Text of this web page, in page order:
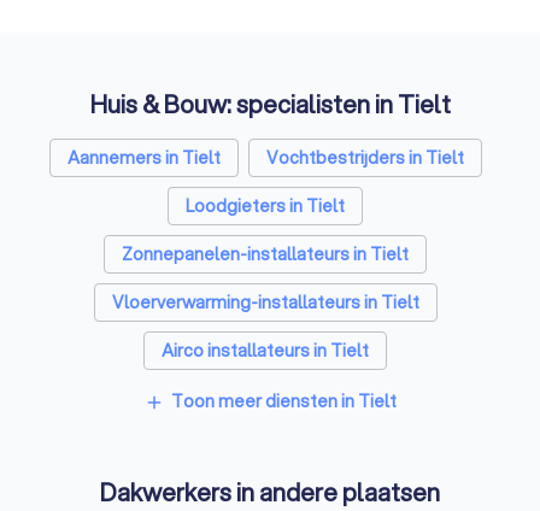
Huis & Bouw: specialisten in Tielt
Aannemers in Tielt
Vochtbestrijders in Tielt
Loodgieters in Tielt
Zonnepanelen-installateurs in Tielt
Vloerverwarming-installateurs in Tielt
Airco installateurs in Tielt
Ramen en deuren specialisten in Tielt
Zonwering specialisten in Tielt
add Toon meer diensten in Tielt
Dakwerkers in andere plaatsen